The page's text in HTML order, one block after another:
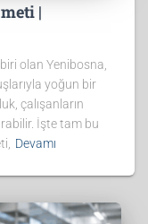
|
olan Yenibosna,
yoğun bir
çalışanların
İşte tam bu
Devamı